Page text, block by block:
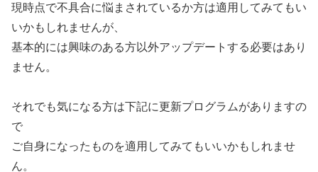
現時点で不具合に悩まされているか方は適用してみてもい
いかもしれませんが、
基本的には興味のある方以外アップデートする必要はあり
ません。
それでも気になる方は下記に更新プログラムがありますの
で
ご自身になったものを適用してみてもいいかもしれませ
ん。